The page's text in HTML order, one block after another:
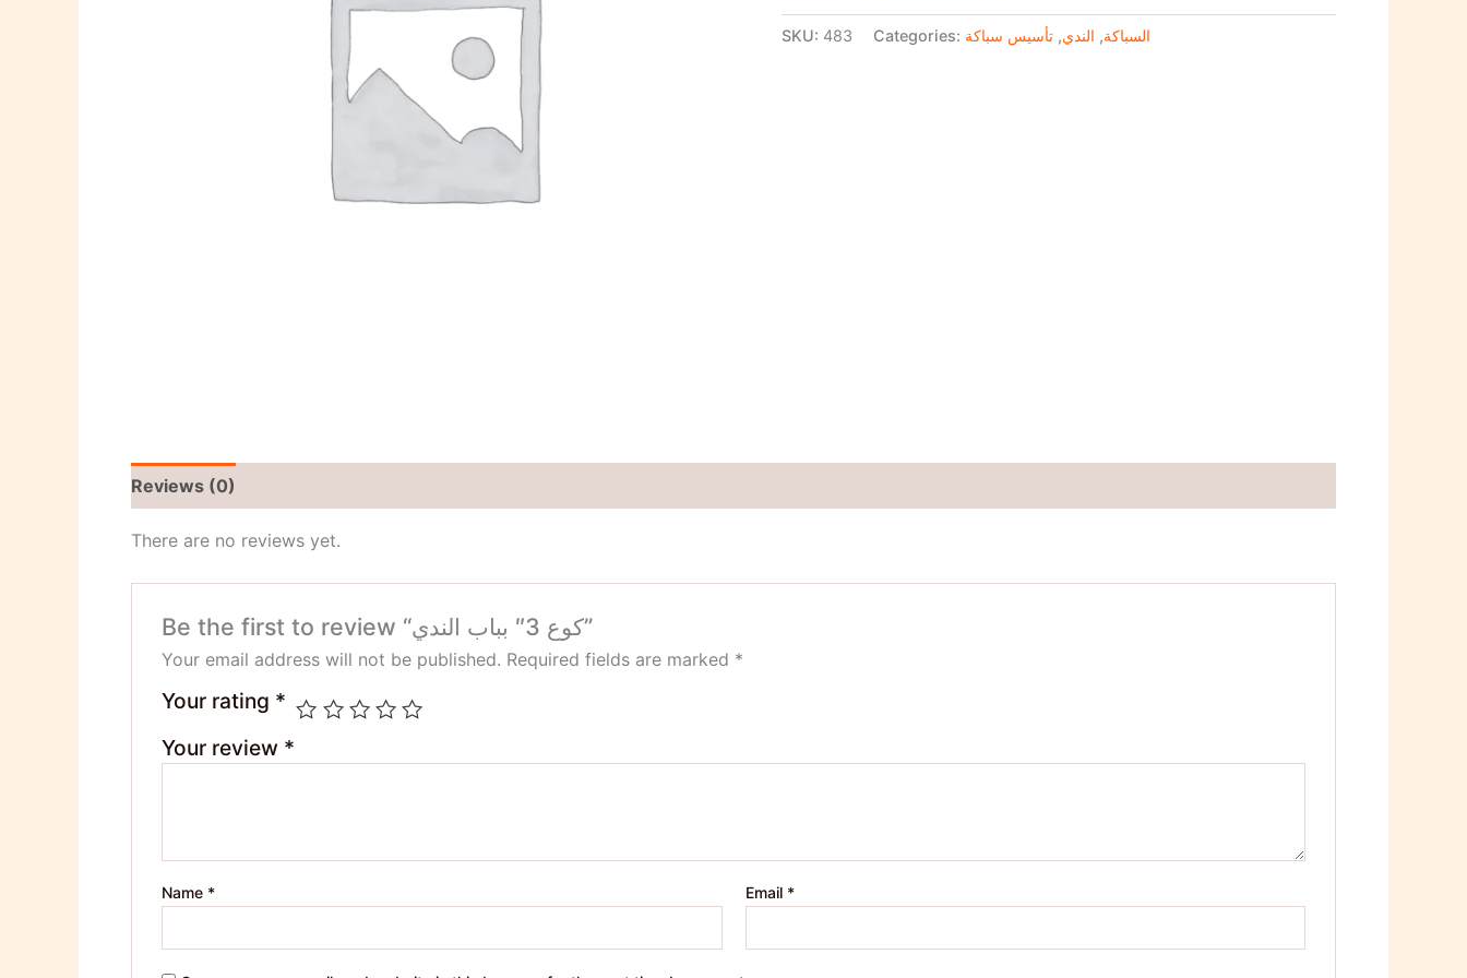
SKU: 483 Categories: السباكة, الندي, تأسيس سباكة
Reviews (0)
There are no reviews yet.
Be the first to review “كوع 3″ بباب الندي”
Your email address will not be published. Required fields are marked *
Your rating *
Your review *
Name * Email *